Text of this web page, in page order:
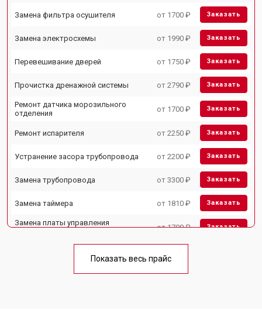
Замена фильтра осушителя от 1700 ₽ Заказать
Замена электросхемы от 1990 ₽ Заказать
Перевешивание дверей от 1750 ₽ Заказать
Прочистка дренажной системы от 2790 ₽ Заказать
Ремонт датчика морозильного
отделения
от 1700 ₽ Заказать
Ремонт испарителя от 2250 ₽ Заказать
Устранение засора трубопровода от 2200 ₽ Заказать
Замена трубопровода от 3300 ₽ Заказать
Замена таймера от 1810 ₽ Заказать
Замена платы управления
от 1700 ₽ Заказать
Ремонт/замена датчика
Замена термостата от 1700 ₽
Показать весь прайс